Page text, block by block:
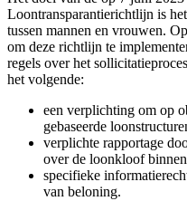
Loontransparantierichtlijn is
tussen mannen en vrouwen.
om deze richtlijn te
regels over het
het volgende:
een verplichting om op
gebaseerde
verplichte rapportage
over de loonkloof
specifieke
van beloning.